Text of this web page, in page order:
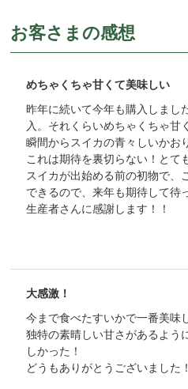
お客さまの感想
めちゃくちゃ甘くて美味しい
昨年に続いて今年も購入しまし
入。それくらいめちゃくちゃ甘
瞬間からスイカの青々しいかお
これは期待を裏切らない！とて
スイカが出始める前の初物で、
できるので、来年も期待して待
生産者さんに感謝します！！
大感激！
今まで食べたすいかで一番美味
独特の素晴しい甘さがあるよう
しかった！
どうもありがとうございました